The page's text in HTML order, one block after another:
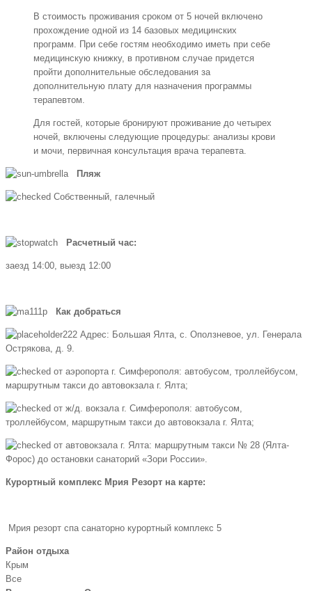
В стоимость проживания сроком от 5 ночей включено
прохождение одной из 14 базовых медицинских
программ. При себе гостям необходимо иметь при себе
медицинскую книжку, в противном случае придется
пройти дополнительные обследования за
дополнительную плату для назначения программы
терапевтом.
Для гостей, которые бронируют проживание до четырех
ночей, включены следующие процедуры: анализы крови
и мочи, первичная консультация врача терапевта.
Пляж
Собственный, галечный
Расчетный час:
заезд 14:00, выезд 12:00
Как добраться
Адрес: Большая Ялта, c. Оползневое, ул. Генерала
Острякова, д. 9.
от аэропорта г. Симферополя: автобусом, троллейбусом,
маршрутным такси до автовокзала г. Ялта;
от ж/д. вокзала г. Симферополя: автобусом,
троллейбусом, маршрутным такси до автовокзала г. Ялта;
от автовокзала г. Ялта: маршрутным такси № 28 (Ялта-
Форос) до остановки санаторий «Зори России».
Курортный комплекс Мрия Резорт на карте:
Мрия резорт спа санаторно курортный комплекс 5
Район отдыха
Крым
Все